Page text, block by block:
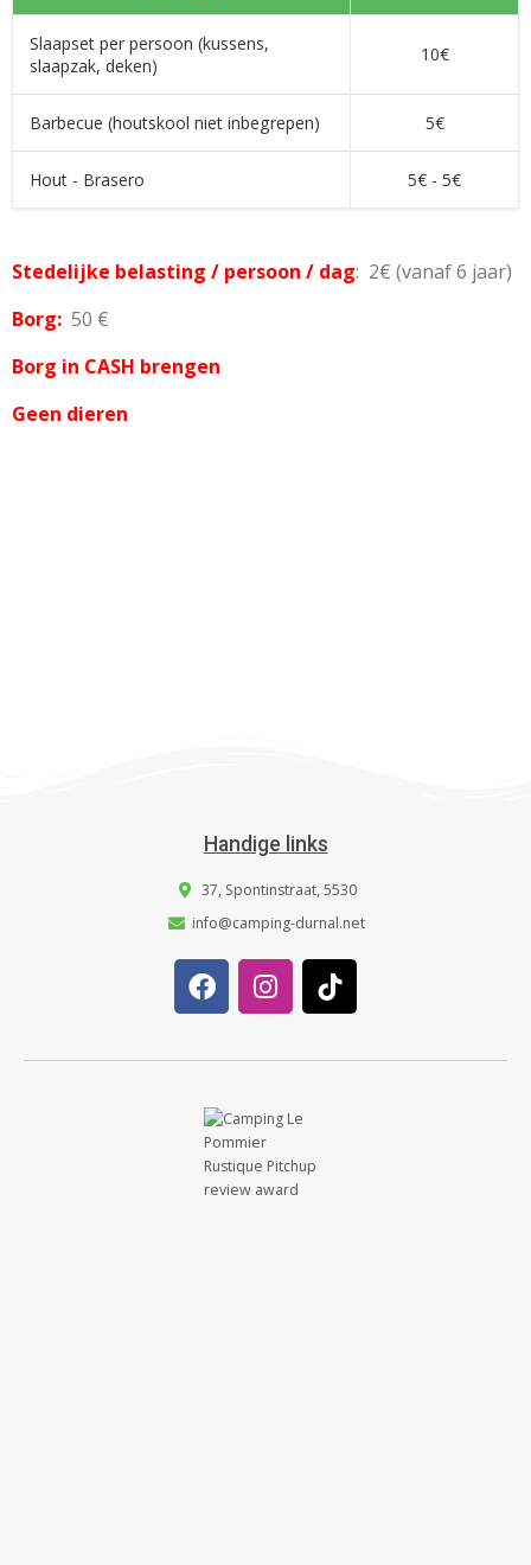
Slaapset per persoon (kussens,
slaapzak, deken)
10€
Barbecue (houtskool niet inbegrepen) 5€
Hout - Brasero 5€ - 5€
Stedelijke belasting / persoon / dag: 2€ (vanaf 6 jaar)
Borg: 50 €
Borg in CASH brengen
Geen dieren
Handige links
37, Spontinstraat, 5530
info@camping-durnal.net